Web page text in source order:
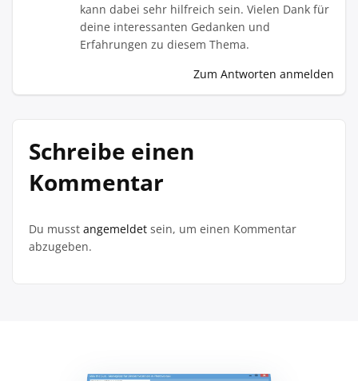
kann dabei sehr hilfreich sein. Vielen Dank für
deine interessanten Gedanken und
Erfahrungen zu diesem Thema.
Zum Antworten anmelden
Schreibe einen
Kommentar
Du musst angemeldet sein, um einen Kommentar
abzugeben.